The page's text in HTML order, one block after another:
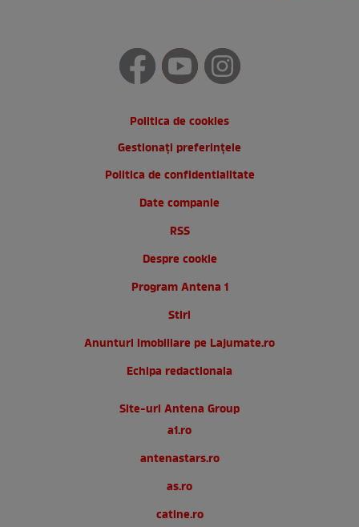
Politica de cookies
Gestionați preferințele
Politica de confidentialitate
Date companie
RSS
Despre cookie
Program Antena 1
Stiri
Anunturi imobiliare pe Lajumate.ro
Echipa redactionala
Site-uri Antena Group
a1.ro
antenastars.ro
as.ro
catine.ro